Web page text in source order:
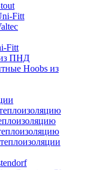
Fitt
Fitt
из ПНД
Hoobs из